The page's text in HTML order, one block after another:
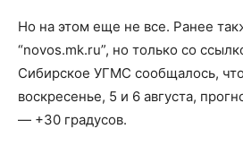
Но на этом еще не все. Ранее
“novos.mk.ru”, но только со
Сибирское УГМС сообщалось,
воскресенье, 5 и 6 августа,
— +30 градусов.